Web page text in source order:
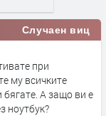
Случаен виц
при
му всичките
бягате. А защо ви е
ноутбук?